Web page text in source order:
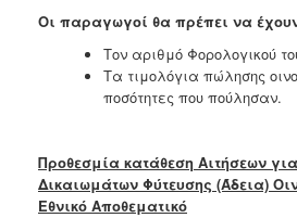
Οι παραγωγοί θα πρέπει να
Τον αριθμό Φορολογικού
Τα τιμολόγια πώλησης
ποσότητες που πούλησαν.
Προθεσμία κατάθεση Αιτήσεων
Δικαιωμάτων Φύτευσης (Άδεια)
Εθνικό Αποθεματικό